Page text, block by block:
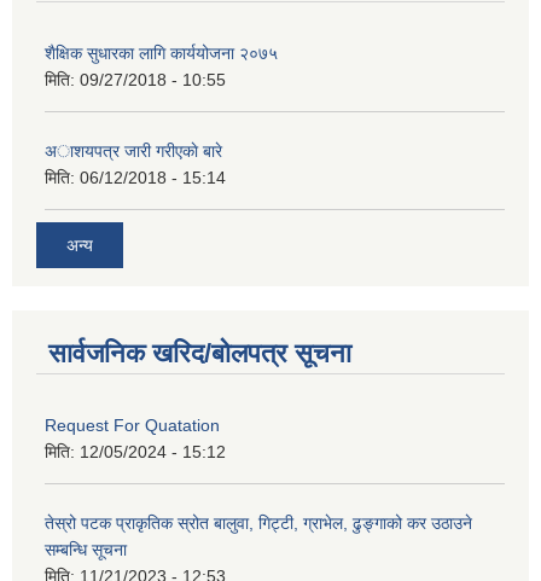
शैक्षिक सुधारका लागि कार्ययोजना २०७५
मिति: 09/27/2018 - 10:55
अाशयपत्र जारी गरीएकाे बारे
मिति: 06/12/2018 - 15:14
अन्य
सार्वजनिक खरिद/बोलपत्र सूचना
Request For Quatation
मिति: 12/05/2024 - 15:12
तेस्रो पटक प्राकृतिक स्रोत बालुवा, गिट्टी, ग्राभेल, ढुङ्गाको कर उठाउने
सम्बन्धि सूचना
मिति: 11/21/2023 - 12:53